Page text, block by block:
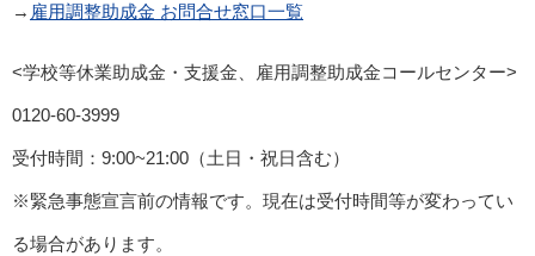
→ 雇用調整助成金 お問合せ窓口一覧
<学校等休業助成金・支援金、雇用調整助成金コールセンター>
0120-60-3999
受付時間：9:00~21:00（土日・祝日含む）
※緊急事態宣言前の情報です。現在は受付時間等が変わってい
る場合があります。